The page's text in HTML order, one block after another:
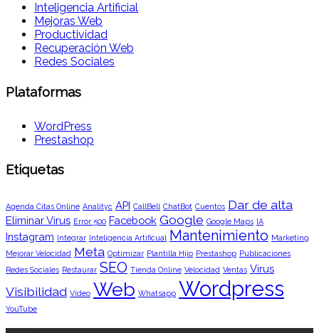
Inteligencia Artificial
Mejoras Web
Productividad
Recuperación Web
Redes Sociales
Plataformas
WordPress
Prestashop
Etiquetas
Agenda Citas Online Analityc API CallBell ChatBot Cuentos Dar de alta
Eliminar Virus Error 500 Facebook Google Google Maps IA
Instagram Integrar Inteligencia Artificual Mantenimiento Marketing
Mejorar Velocidad Meta Optimizar Plantilla Hijo Prestashop Publicaciones
Redes Sociales Restaurar SEO Tienda Online Velocidad Ventas Virus
Visibilidad Vídeo Web Whatsapp Wordpress
YouTube